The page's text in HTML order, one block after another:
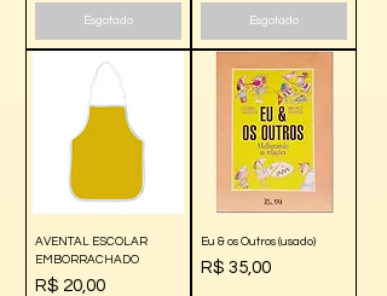
Esgotado Esgotado
AVENTAL ESCOLAR
EMBORRACHADO
Preço
R$ 20,00
Eu & os Outros (usado)
Preço
R$ 35,00